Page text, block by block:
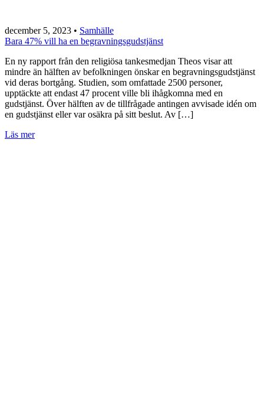
december 5, 2023 • Samhälle
Bara 47% vill ha en begravningsgudstjänst
En ny rapport från den religiösa tankesmedjan Theos visar att
mindre än hälften av befolkningen önskar en begravningsgudstjänst
vid deras bortgång. Studien, som omfattade 2500 personer,
upptäckte att endast 47 procent ville bli ihågkomna med en
gudstjänst. Över hälften av de tillfrågade antingen avvisade idén om
en gudstjänst eller var osäkra på sitt beslut. Av […]
Läs mer